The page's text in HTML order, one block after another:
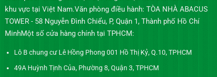
khu vực tại Việt Nam.Văn phòng điều hành: TÒA NHÀ ABACUS
TOWER - 58 Nguyễn Đình Chiểu, P, Quận 1, Thành phố Hồ Chí
MinhMột số cửa hàng chính tại TPHCM:
Lô B chung cư Lê Hồng Phong 001 Hồ Thị Kỷ, Q.10, TPHCM
49A Huỳnh Tịnh Của, Phường 8, Quận 3, TPHCM